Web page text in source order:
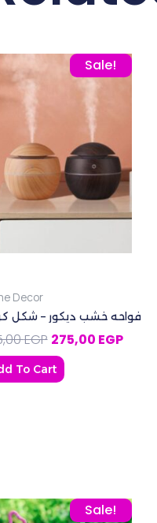
Sale!
Decor
فواحه خشب ديكور – شكل
EGP
Original price
275,00 EGP
To Cart
EGP. Sale!
Original price was:
Current